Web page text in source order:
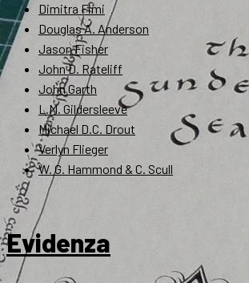
Dimitra Fimi
Douglas A. Anderson
Jason Fisher
John D. Rateliff
John Garth
L.M. Gildersleeve
Michael D.C. Drout
Verlyn Flieger
W. G. Hammond & C. Scull
Evidenza